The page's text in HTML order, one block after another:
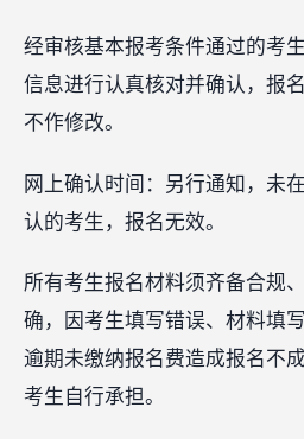
经审核基本报考条件通过的考
信息进行认真核对并确认，报
不作修改。
网上确认时间：另行通知，未
认的考生，报名无效。
所有考生报名材料须齐备合规
确，因考生填写错误、材料填
逾期未缴纳报名费造成报名不
考生自行承担。